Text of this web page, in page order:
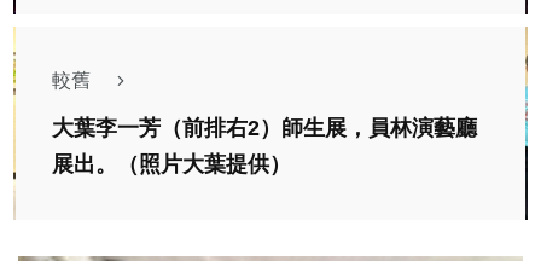
較舊
大葉李一芳（前排右2）師生展，員林演藝廳
展出。（照片大葉提供）